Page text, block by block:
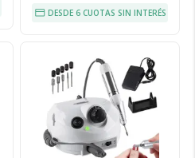
DESDE 6 CUOTAS SIN INTERÉS